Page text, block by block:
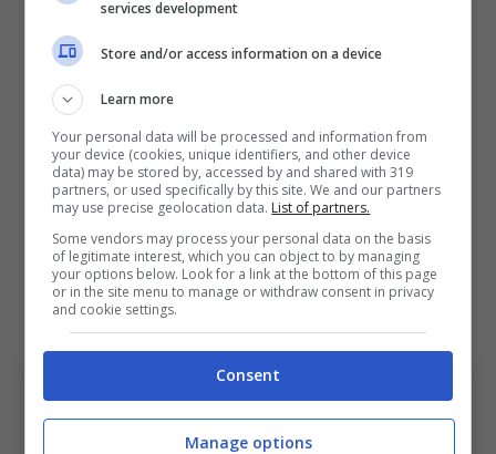
La capolista il Napoli di Conte a 22 punti
mentre inseguivano l’Inter di Inzaghi a 18 e la
Juventus di Thiago Motta a 17. Ora la
situazione è più controllata con una maggiore
bagarre nelle prime posizioni. La causa è data
anche dalla partenza molto più a rilento di
alcune formazioni comeFiorentina, Genoa.
services development
Store and/or access information on a device
Learn more
Your personal data will be processed and information from
your device (cookies, unique identifiers, and other device
data) may be stored by, accessed by and shared with 319
partners, or used specifically by this site. We and our partners
may use precise geolocation data. List of partners.
Some vendors may process your personal data on the basis
of legitimate interest, which you can object to by managing
your options below. Look for a link at the bottom of this page
or in the site menu to manage or withdraw consent in privacy
and cookie settings.
Consent
Manage options